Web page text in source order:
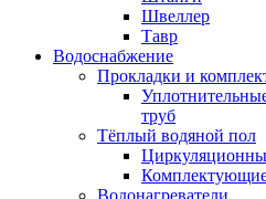
Швеллер
Тавр
Водоснабжение
Прокладки и
труб
Тёплый водяной пол
Комплектующие
Водонагреватели